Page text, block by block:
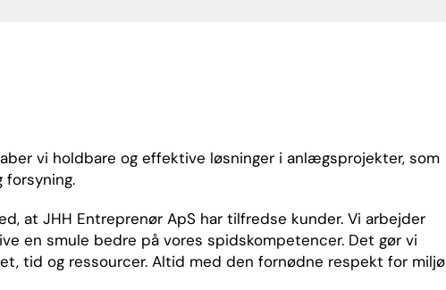
vi holdbare og effektive løsninger i anlægsprojekter, som
forsyning.
at JHH Entreprenør ApS har tilfredse kunder. Vi arbejder
en smule bedre på vores spidskompetencer. Det gør vi
tid og ressourcer. Altid med den fornødne respekt for miljø